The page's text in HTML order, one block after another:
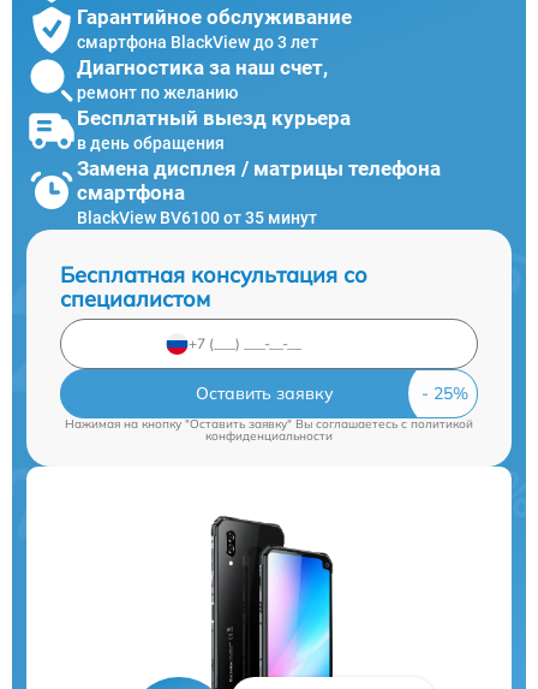
Гарантийное обслуживание
смартфона BlackView до 3 лет
Диагностика за наш счет,
ремонт по желанию
Бесплатный выезд курьера
в день обращения
Замена дисплея / матрицы телефона
смартфона
BlackView BV6100 от 35 минут
Бесплатная консультация со
специалистом
Оставить заявку
Нажимая на кнопку "Оставить заявку" Вы соглашаетесь cполитикой
конфиденциальности